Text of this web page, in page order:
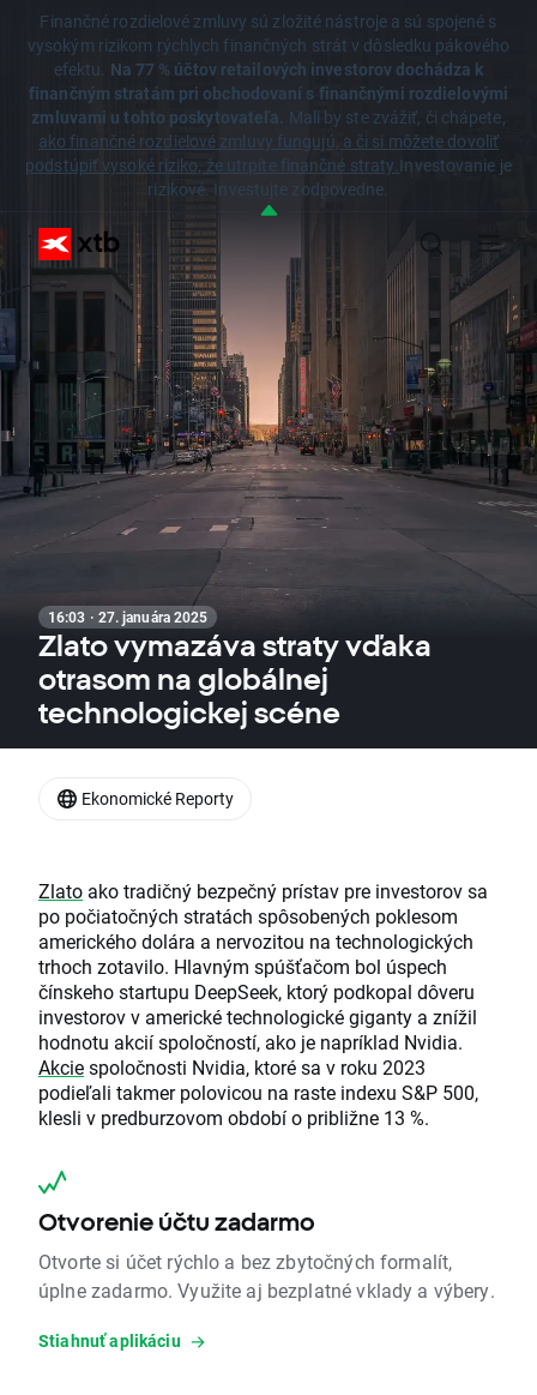
Finančné rozdielové zmluvy sú zložité nástroje a sú spojené s
vysokým rizikom rýchlych finančných strát v dôsledku pákového
efektu. Na 77 % účtov retailových investorov dochádza k
finančným stratám pri obchodovaní s finančnými rozdielovými
zmluvami u tohto poskytovateľa. Mali by ste zvážiť, či chápete,
ako finančné rozdielové zmluvy fungujú, a či si môžete dovoliť
podstúpiť vysoké riziko, že utrpíte finančné straty.Investovanie je
rizikové. Investujte zodpovedne.
16:03 · 27. januára 2025
Zlato vymazáva straty vďaka
otrasom na globálnej
technologickej scéne
Zlato ako tradičný bezpečný prístav pre investorov sa
po počiatočných stratách spôsobených poklesom
amerického dolára a nervozitou na technologických
trhoch zotavilo. Hlavným spúšťačom bol úspech
čínskeho startupu DeepSeek, ktorý podkopal dôveru
investorov v americké technologické giganty a znížil
hodnotu akcií spoločností, ako je napríklad Nvidia.
Akciespoločnosti Nvidia, ktoré sa v roku 2023
podieľali takmer polovicou na raste indexu S&P 500,
klesli v predburzovom období o približne 13 %.
Otvorenie účtu zadarmo
Otvorte si účet rýchlo a bez zbytočných formalít,
úplne zadarmo. Využite aj bezplatné vklady a výbery.
Stiahnuť aplikáciu
Ekonomické Reporty